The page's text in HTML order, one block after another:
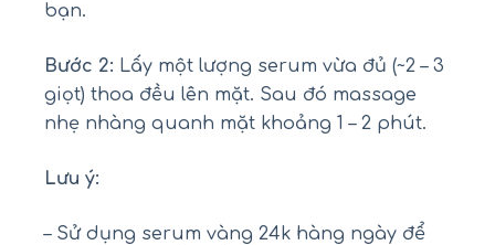
bạn.
Bước 2: Lấy một lượng serum vừa đủ (~2 – 3
giọt) thoa đều lên mặt. Sau đó massage
nhẹ nhàng quanh mặt khoảng 1 – 2 phút.
Lưu ý:
– Sử dụng serum vàng 24k hàng ngày để